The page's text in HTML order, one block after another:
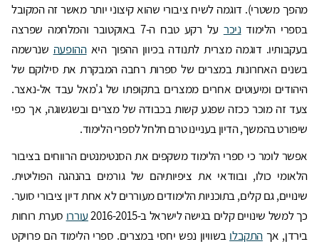
מהפך משטרי). דוגמה לשיח ציבורי שהוא קיצוני יותר מאשר זה המקובל
בספרי הלימוד ניכר
על רקע טבח ה-7 באוקטובר והמלחמה שפרצה
בעקבותיו. דוגמה מצרית לתנודה בכיוון ההפוך היאההופעה שנרשמה
בשנים האחרונות במצרים של ספרות רחבה המבקרת את סילוקם של
היהודים ומיעוטים אחרים ממצרים בתקופתו של ג'מאל עבד אל-נאצר.
צעד זה מוכר ככזה שפגע קשות בכבודה של מצרים ובשגשוגה, אך כפי
שיפורט בהמשך, הדיון בעניינו טרם חלחל לספרי הלימוד.
אפשר לומר כי ספרי הלימוד משקפים את הסנטימנטים הרווחים בציבור
הלאומי כולו, ובוודאי את ציפיותיהם של גורמים בהנהגה הפוליטית.
שינויים, גם קלים, בתוכניות הלימודים מעוררים לא אחת דיון ציבורי סוער.
כך למשל שינויים קלים בגישה לישראל ב-2016-2015
עוררו סערת רוחות
בירדן, אךהתקבלו בשוויון נפש יחסי במצרים. ספרי הלימוד הם פרויקט